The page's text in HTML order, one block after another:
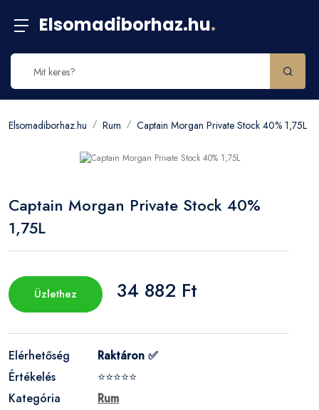
Elsomadiborhaz.hu.
Elsomadiborhaz.hu Rum Captain Morgan Private Stock 40% 1,75L
Captain Morgan Private Stock 40%
1,75L
Üzlethez 34 882 Ft
Elérhetőség
Raktáron ✅
Értékelés
⭐⭐⭐⭐⭐
Kategória
Rum